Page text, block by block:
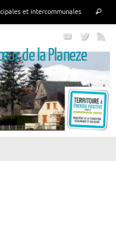
et intercommunales
de la Planeze